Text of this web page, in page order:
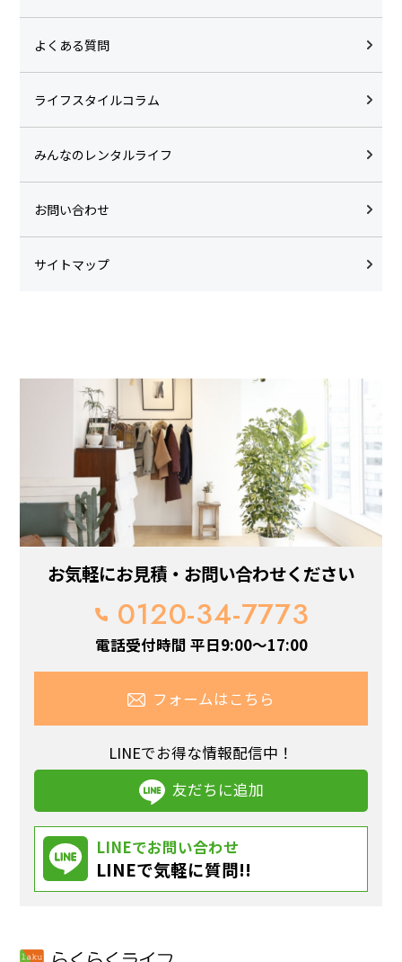
よくある質問
ライフスタイルコラム
みんなのレンタルライフ
お問い合わせ
サイトマップ
お気軽にお見積・お問い合わせください
0120-34-7773
電話受付時間 平日9:00～17:00
フォームはこちら
LINEでお得な情報配信中！
友だちに追加
LINEでお問い合わせ
LINEで気軽に質問!!